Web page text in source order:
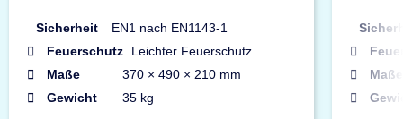
Sicherheit
EN1 nach EN1143-1
Feuerschutz
Leichter Feuerschutz
Maße
370 × 490 × 210 mm
Gewicht
35 kg
Maße